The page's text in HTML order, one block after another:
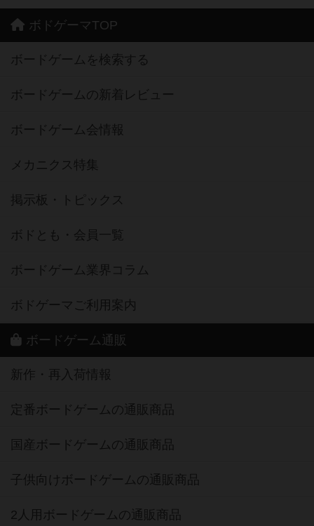
ボドゲーマTOP
ボードゲームを検索する
ボードゲームの新着レビュー
ボードゲーム会情報
メカニクス特集
掲示板・トピックス
ボドとも・会員一覧
ボードゲーム業界コラム
ボドゲーマご利用案内
ボードゲーム通販
新作・再入荷情報
定番ボードゲームの通販商品
国産ボードゲームの通販商品
子供向けボードゲームの通販商品
2人用ボードゲームの通販商品